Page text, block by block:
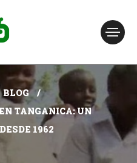
BLOG
TANGANICA: UN
1962